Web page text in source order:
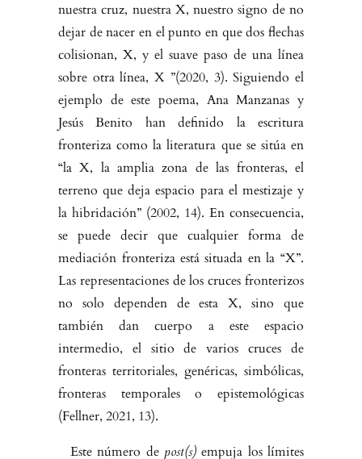
nuestra cruz, nuestra X, nuestro signo de no
dejar de nacer en el punto en que dos flechas
colisionan, X, y el suave paso de una línea
sobre otra línea, X ”(2020, 3). Siguiendo el
ejemplo de este poema, Ana Manzanas y
Jesús Benito han definido la escritura
fronteriza como la literatura que se sitúa en
“la X, la amplia zona de las fronteras, el
terreno que deja espacio para el mestizaje y
la hibridación” (2002, 14). En consecuencia,
se puede decir que cualquier forma de
mediación fronteriza está situada en la “X”.
Las representaciones de los cruces fronterizos
no solo dependen de esta X, sino que
también dan cuerpo a este espacio
intermedio, el sitio de varios cruces de
fronteras territoriales, genéricas, simbólicas,
fronteras temporales o epistemológicas
(Fellner, 2021, 13).
Este número de post(s) empuja los límites